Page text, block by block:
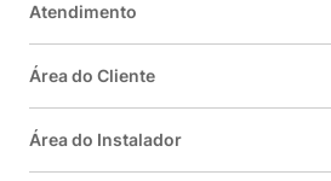
Atendimento
Área do Cliente
Área do Instalador